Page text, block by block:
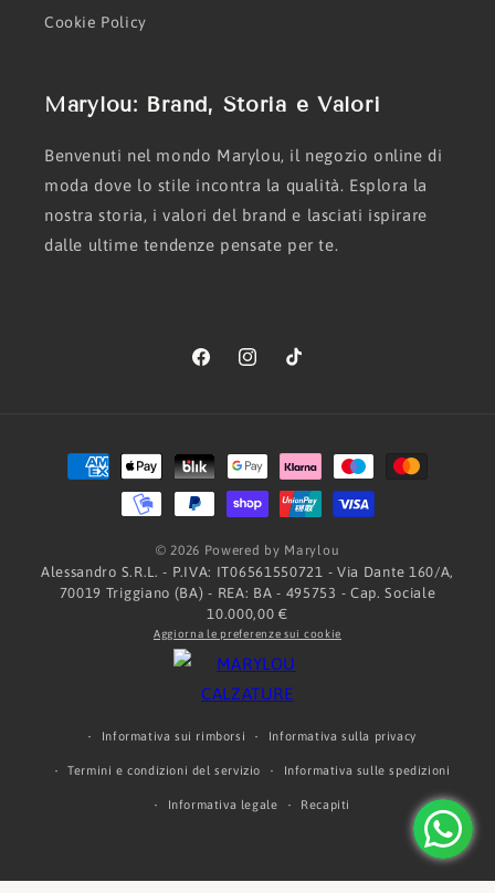
Cookie Policy
Marylou: Brand, Storia e Valori
Benvenuti nel mondo Marylou, il negozio online di
moda dove lo stile incontra la qualità. Esplora la
nostra storia, i valori del brand e lasciati ispirare
dalle ultime tendenze pensate per te.
FacebookInstagramTikTok
Metodi
di
pagamento
© 2026 Powered by Marylou
Alessandro S.R.L. - P.IVA: IT06561550721 - Via Dante 160/A,
70019 Triggiano (BA) - REA: BA - 495753 - Cap. Sociale
10.000,00 €
Aggiorna le preferenze sui cookie
Informativa sui rimborsi Informativa sulla privacy
Termini e condizioni del servizio Informativa sulle spedizioni
Informativa legale Recapiti